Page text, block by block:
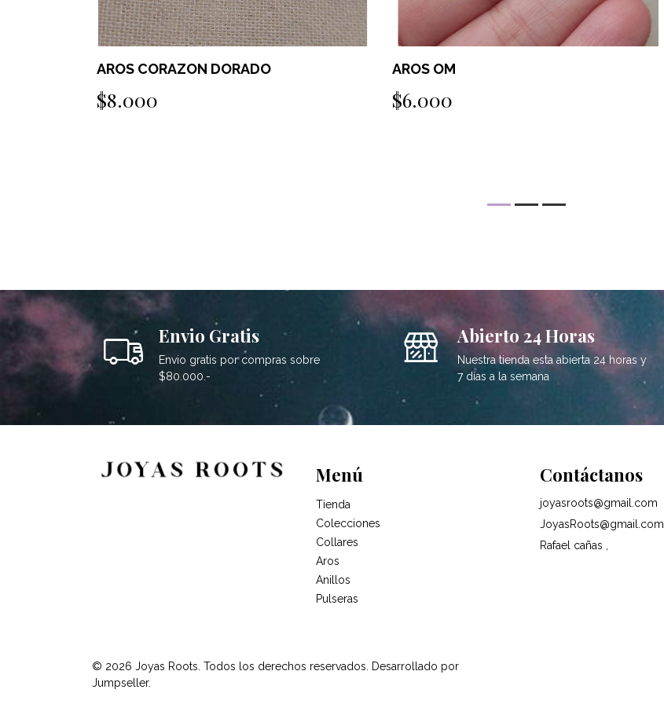
AROS OM
$6.000
COLLAR TROPICO
$25.000
Envio Gratis
Envio gratis por compras sobre
$80.000.-
Abierto 24 Horas
Nuestra tienda esta abierta 24 horas y
7 días a la semana
Menú
Tienda
Colecciones
Collares
Aros
Anillos
Pulseras
Contáctanos
joyasroots@gmail.com
JoyasRoots@gmail.com
Rafael cañas ,
© 2026 Joyas Roots. Todos los derechos reservados.
Desarrollado por
Jumpseller.